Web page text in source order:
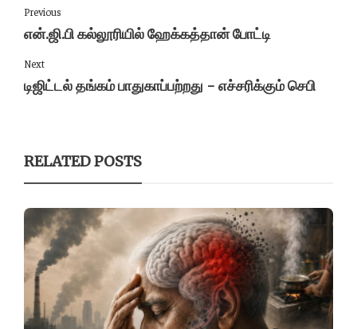
Previous
என்.ஜி.பி கல்லூரியில் ஹேக்கத்தான் போட்டி
Next
டிஜிட்டல் தங்கம் பாதுகாப்பற்றது - எச்சரிக்கும் செபி
RELATED POSTS